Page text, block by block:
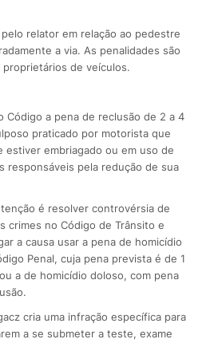
relator em relação ao pedestre
a via. As penalidades são
proprietários de veículos.
Código a pena de reclusão de 2 a 4
praticado por motorista que
estiver embriagado ou em uso de
responsáveis pela redução de sua
é resolver controvérsia de
crimes no Código de Trânsito e
a causa usar a pena de homicídio
Penal, cuja pena prevista é de 1
a de homicídio doloso, com pena
cria uma infração específica para
a se submeter a teste, exame